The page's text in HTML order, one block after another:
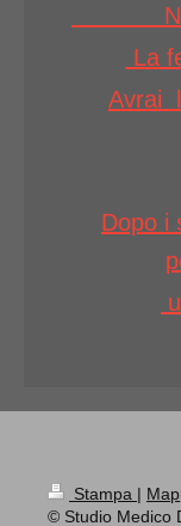
La
Avrai
Dopo i
Stampa |
© Studio Medico